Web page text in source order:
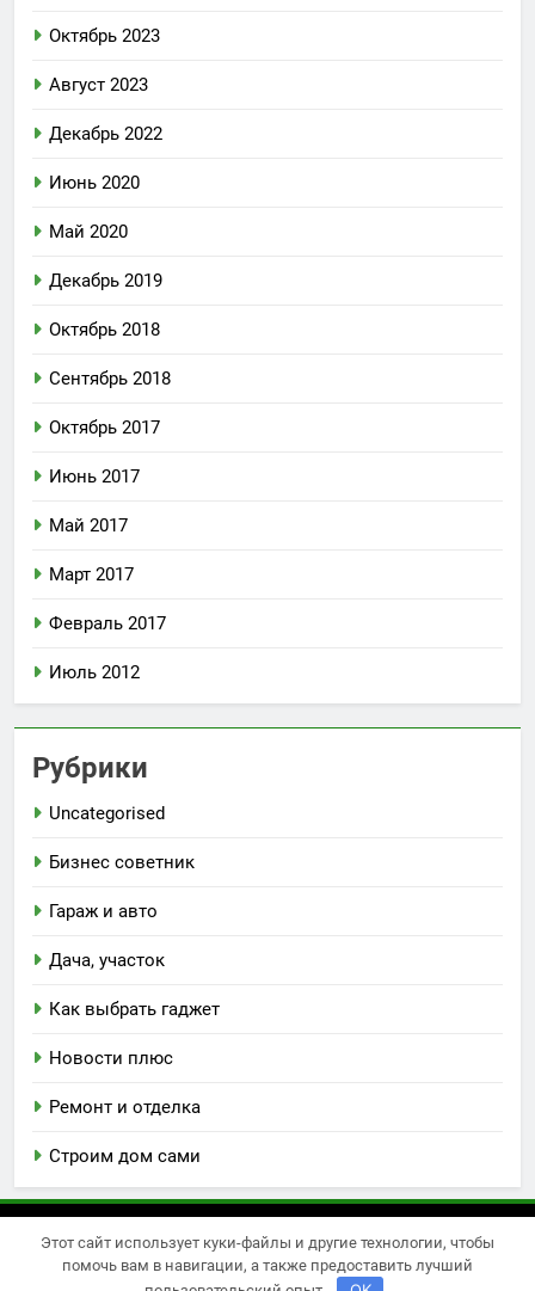
Октябрь 2023
Август 2023
Декабрь 2022
Июнь 2020
Май 2020
Декабрь 2019
Октябрь 2018
Сентябрь 2018
Октябрь 2017
Июнь 2017
Май 2017
Март 2017
Февраль 2017
Июль 2012
Рубрики
Uncategorised
Бизнес советник
Гараж и авто
Дача, участок
Как выбрать гаджет
Новости плюс
Ремонт и отделка
Строим дом сами
Newsmatic - новостная тема для WordPress 2026.
Powered ByBlazeThemes.
Этот сайт использует куки-файлы и другие технологии, чтобы
помочь вам в навигации, а также предоставить лучший